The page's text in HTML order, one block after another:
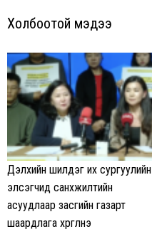
Холбоотой мэдээ
Дэлхийн шилдэг их сургуулийн
элсэгчид санхүүжилтийн
асуудлаар засгийн газарт
шаардлага хүргүүлнэ